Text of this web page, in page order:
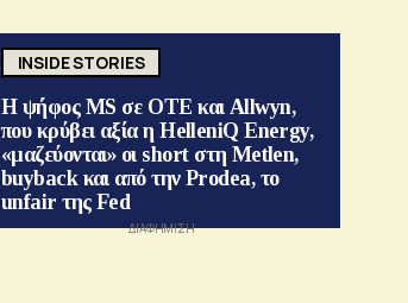
INSIDE STORIES
Η ψήφος MS σε ΟΤΕ και Allwyn,
που κρύβει αξία η HelleniQ Energy,
«μαζεύονται» οι short στη Metlen,
buyback και από την Prodea, το
unfair της Fed